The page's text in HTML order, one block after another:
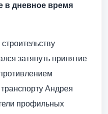
в дневное время
затянуть принятие
Андрея
профильных